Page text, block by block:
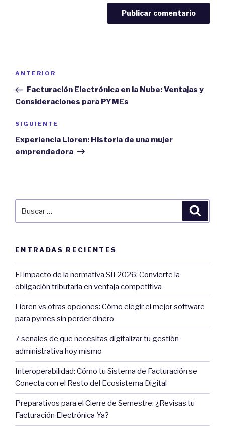
entradas
Previous
Post
ANTERIOR
Facturación Electrónica en la Nube: Ventajas y
Consideraciones para PYMEs
Next
Post
SIGUIENTE
Experiencia Lioren: Historia de una mujer
emprendedora
por:
ENTRADAS RECIENTES
El impacto de la normativa SII 2026: Convierte la
obligación tributaria en ventaja competitiva
Lioren vs otras opciones: Cómo elegir el mejor software
para pymes sin perder dinero
7 señales de que necesitas digitalizar tu gestión
administrativa hoy mismo
Interoperabilidad: Cómo tu Sistema de Facturación se
Conecta con el Resto del Ecosistema Digital
Preparativos para el Cierre de Semestre: ¿Revisas tu
Facturación Electrónica Ya?